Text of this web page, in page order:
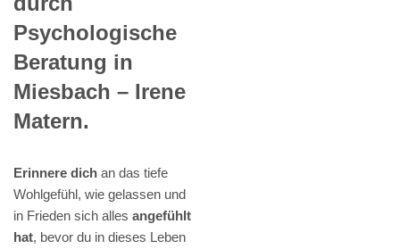
Psychologische
Beratung in
Miesbach – Irene
Matern.
Erinnere dich an das tiefe
Wohlgefühl, wie gelassen und
in Frieden sich alles angefühlt
hat, bevor du in dieses Leben